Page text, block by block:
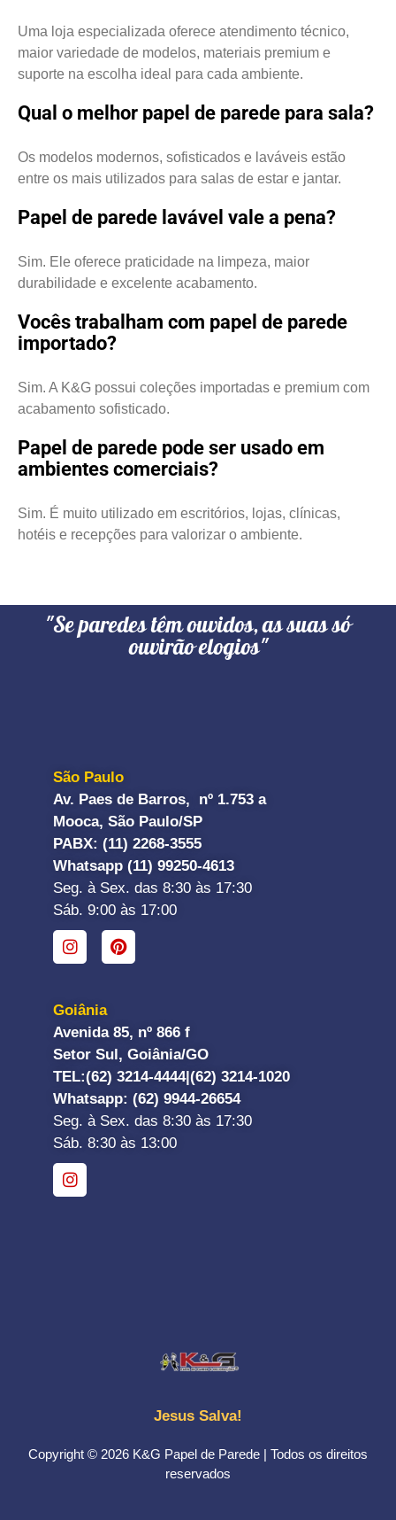
Uma loja especializada oferece atendimento técnico,
maior variedade de modelos, materiais premium e
suporte na escolha ideal para cada ambiente.
Qual o melhor papel de parede para sala?
Os modelos modernos, sofisticados e laváveis estão
entre os mais utilizados para salas de estar e jantar.
Papel de parede lavável vale a pena?
Sim. Ele oferece praticidade na limpeza, maior
durabilidade e excelente acabamento.
Vocês trabalham com papel de parede
importado?
Sim. A K&G possui coleções importadas e premium com
acabamento sofisticado.
Papel de parede pode ser usado em
ambientes comerciais?
Sim. É muito utilizado em escritórios, lojas, clínicas,
hotéis e recepções para valorizar o ambiente.
"Se paredes têm ouvidos, as suas só
ouvirão elogios"
São Paulo
Av. Paes de Barros, nº 1.753 a
Mooca, São Paulo/SP
PABX: (11) 2268-3555
Whatsapp (11) 99250-4613
Seg. à Sex. das 8:30 às 17:30
Sáb. 9:00 às 17:00
Goiânia
Avenida 85, nº 866 f
Setor Sul, Goiânia/GO
TEL:(62) 3214-4444|(62) 3214-1020
Whatsapp: (62) 9944-26654
Seg. à Sex. das 8:30 às 17:30
Sáb. 8:30 às 13:00
Jesus Salva!
Copyright © 2026 K&G Papel de Parede | Todos os direitos
reservados